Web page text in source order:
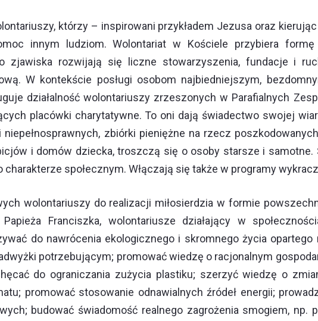
którzy – inspirowani przykładem Jezusa oraz
innym ludziom. Wolontariat w Kościele przybiera
rozwijają się liczne stowarzyszenia, fundacje i
W kontekście posługi osobom najbiedniejszym,
działalność wolontariuszy zrzeszonych w Parafialnych
placówki charytatywne. To oni dają świadectwo swojej
zbiórki pieniężne na rzecz
i domów dziecka, troszczą się o osoby starsze i
społecznym. Włączają się także w programy
wolontariuszy do realizacji miłosierdzia w formie
Franciszka, wolontariusze działający w
do nawrócenia ekologicznego i skromnego życia opartego
potrzebującym; promować wiedzę o racjonalnym
do ograniczania zużycia plastiku; szerzyć wiedzę o
promować stosowanie odnawialnych źródeł energii;
budować świadomość realnego zagrożenia smogiem, np.